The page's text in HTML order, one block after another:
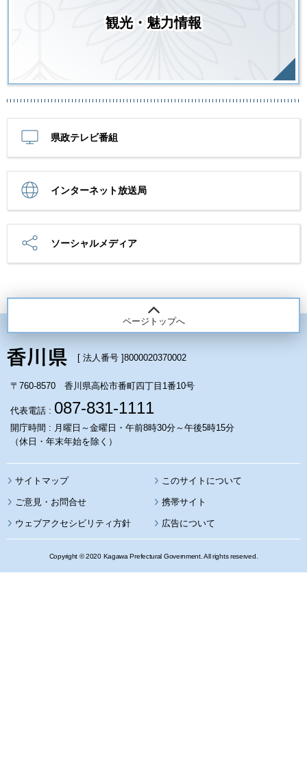
観光・魅力情報
県政テレビ番組
インターネット放送局
ソーシャルメディア
ページトップへ
[ 法人番号 ]8000020370002
〒760-8570 香川県高松市番町四丁目1番10号
代表電話 : 087-831-1111
開庁時間 : 月曜日～金曜日・午前8時30分～午後5時15分
（休日・年末年始を除く）
サイトマップ このサイトについて
携帯サイト
ウェブアクセシビリティ方針 広告について
Copyright © 2020 Kagawa Prefectural Government. All rights reserved.